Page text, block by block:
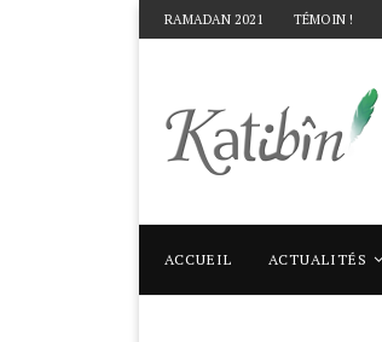
RAMADAN 2021 TÉMOIN !
ACCUEIL ACTUALITÉS
Accueil Actualités